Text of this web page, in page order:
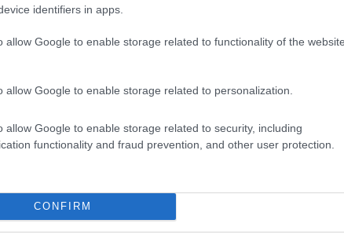
identifiers in apps.
allow Google to enable storage related to functionality of the website
allow Google to enable storage related to personalization.
allow Google to enable storage related to security, including
functionality and fraud prevention, and other user protection.
CONFIRM
ARTÍCULO SIGUIENTE